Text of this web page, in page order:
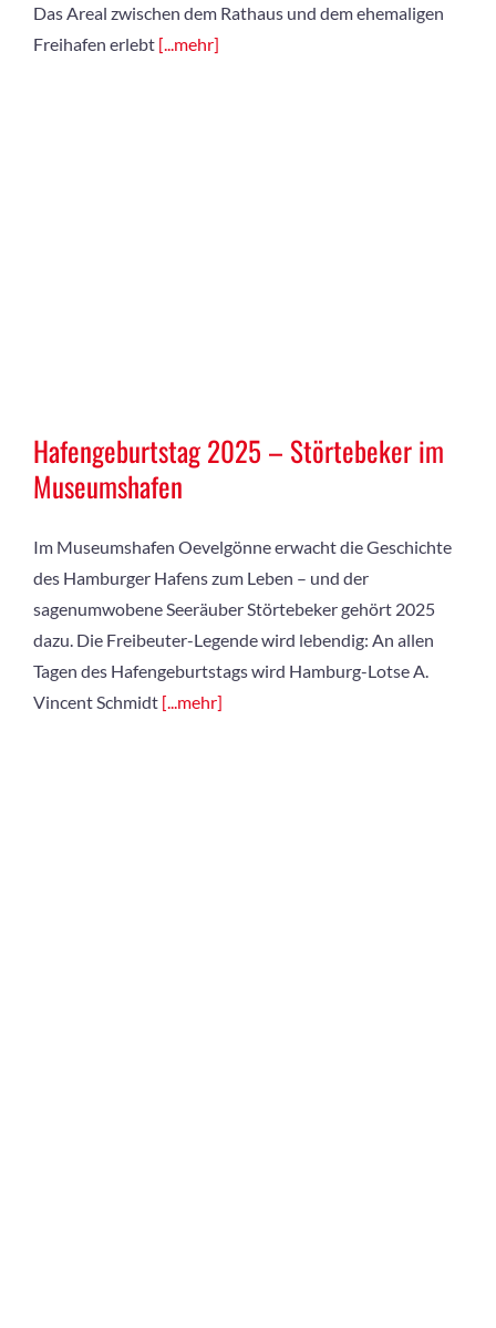
Das Areal zwischen dem Rathaus und dem ehemaligen
Freihafen erlebt [...mehr]
Hafengeburtstag 2025 – Störtebeker im
Museumshafen
Im Museumshafen Oevelgönne erwacht die Geschichte
des Hamburger Hafens zum Leben – und der
sagenumwobene Seeräuber Störtebeker gehört 2025
dazu. Die Freibeuter-Legende wird lebendig: An allen
Tagen des Hafengeburtstags wird Hamburg-Lotse A.
Vincent Schmidt [...mehr]